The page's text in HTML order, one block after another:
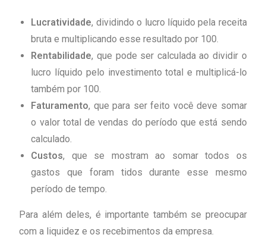
Lucratividade, dividindo o lucro líquido pela receita
bruta e multiplicando esse resultado por 100.
Rentabilidade, que pode ser calculada ao dividir o
lucro líquido pelo investimento total e multiplicá-lo
também por 100.
Faturamento, que para ser feito você deve somar
o valor total de vendas do período que está sendo
calculado.
Custos, que se mostram ao somar todos os
gastos que foram tidos durante esse mesmo
período de tempo.
Para além deles, é importante também se preocupar
com a liquidez e os recebimentos da empresa.